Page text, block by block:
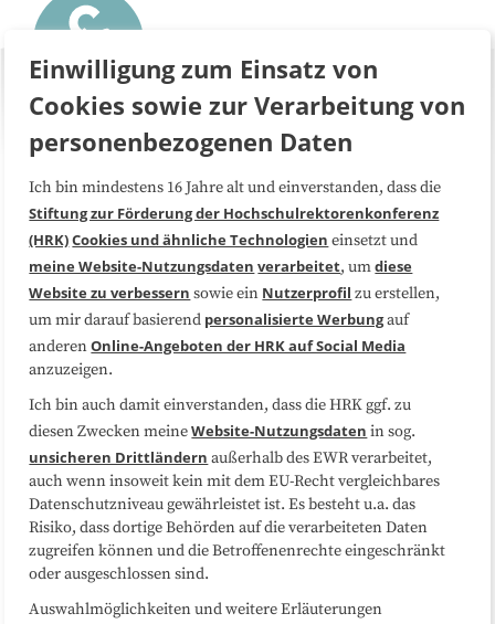
Über uns FAQ
Medienarbeit Kooperationen
Datenschutzerklärung Impressum
Sitemap
Folgen Sie uns
Einwilligung zum Einsatz von
Cookies sowie zur Verarbeitung von
personenbezogenen Daten
Ich bin mindestens 16 Jahre alt und einverstanden, dass die
Stiftung zur Förderung der Hochschulrektorenkonferenz
(HRK)Cookies und ähnliche Technologien einsetzt und
meine Website-Nutzungsdaten verarbeitet, umdiese
Website zu verbessern sowie ein Nutzerprofil zu erstellen,
um mir darauf basierend personalisierte Werbungauf
anderenOnline-Angeboten der HRK auf Social Media
anzuzeigen.
Ich bin auch damit einverstanden, dass die HRK ggf. zu
diesen Zwecken meineWebsite-Nutzungsdaten in sog.
unsicheren Drittländern außerhalb des EWR verarbeitet,
auch wenn insoweit kein mit dem EU-Recht vergleichbares
Datenschutzniveau gewährleistet ist. Es besteht u.a. das
Risiko, dass dortige Behörden auf die verarbeiteten Daten
zugreifen können und die Betroffenenrechte eingeschränkt
oder ausgeschlossen sind.
Auswahlmöglichkeiten und weitere Erläuterungen